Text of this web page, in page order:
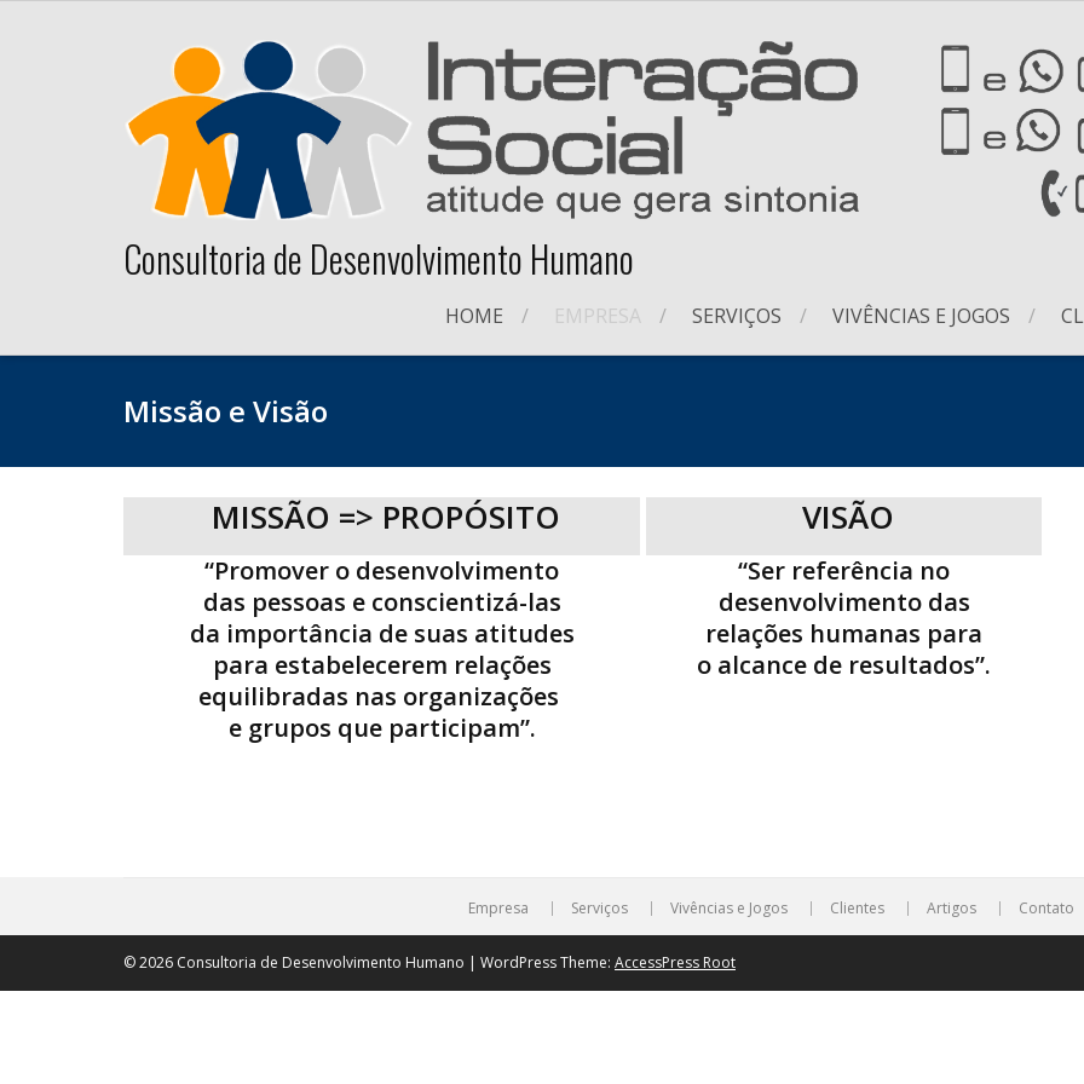
Consultoria de Desenvolvimento Humano
HOME EMPRESA SERVIÇOS VIVÊNCIAS E JOGOS
Missão e Visão
MISSÃO => PROPÓSITO VISÃO
“Promover o desenvolvimento
das pessoas e conscientizá-las
da importância de suas atitudes
para estabelecerem relações
equilibradas nas organizações
e grupos que participam”.
“Ser referência no
desenvolvimento das
relações humanas para
o alcance de resultados”.
Empresa Serviços Vivências e Jogos Clientes Artigos Contato
© 2026 Consultoria de Desenvolvimento Humano | WordPress Theme: AccessPress Root